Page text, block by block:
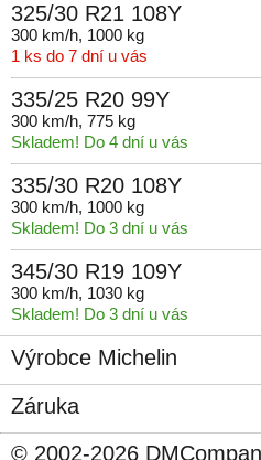
325/30 R21 108Y
300 km/h, 1000 kg
1 ks do 7 dní u vás
335/25 R20 99Y
300 km/h, 775 kg
Skladem! Do 4 dní u vás
335/30 R20 108Y
300 km/h, 1000 kg
Skladem! Do 3 dní u vás
345/30 R19 109Y
300 km/h, 1030 kg
Skladem! Do 3 dní u vás
Výrobce Michelin
Záruka
© 2002-2026